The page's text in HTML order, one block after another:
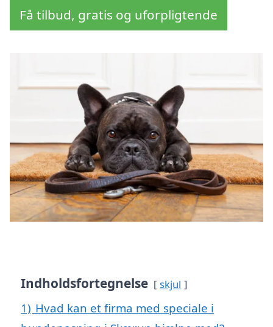
Få tilbud, gratis og uforpligtende
Indholdsfortegnelse skjul
1) Hvad kan et firma med speciale i